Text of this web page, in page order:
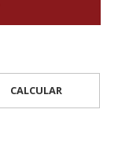
CALCULAR